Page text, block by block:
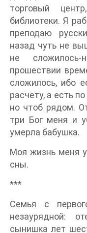
торговый
библиотеки. Я
преподаю
назад чуть не
не
прошествии
сложилось, ибо
расчету, а есть
но чтоб рядом.
три Бог меня и
умерла бабушка.
Моя жизнь меня
сны.
***
Семья с
незаурядной:
сынишка лет